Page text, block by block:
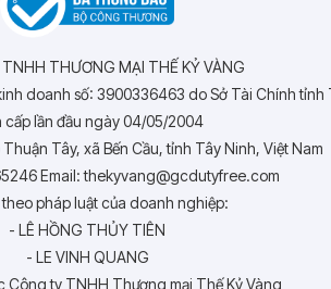
THƯƠNG MẠI THẾ KỶ VÀNG
doanh số: 3900336463 do Sở Tài Chính tỉnh
cấp lần đầu ngày 04/05/2004
Tây, xã Bến Cầu, tỉnh Tây Ninh, Việt Nam
Email: thekyvang@gcdutyfree.com
pháp luật của doanh nghiệp:
- LÊ HỒNG THỦY TIÊN
- LE VINH QUANG
Công ty TNHH Thương mại Thế Kỷ Vàng